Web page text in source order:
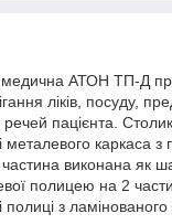
медична АТОН ТП-Д
ліків, посуду,
речей пацієнта.
металевого каркаса з
виконана як
полицею на 2
полиці з